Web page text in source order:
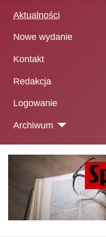
Aktualności
Nowe wydanie
Kontakt
Redakcja
Logowanie
Archiwum